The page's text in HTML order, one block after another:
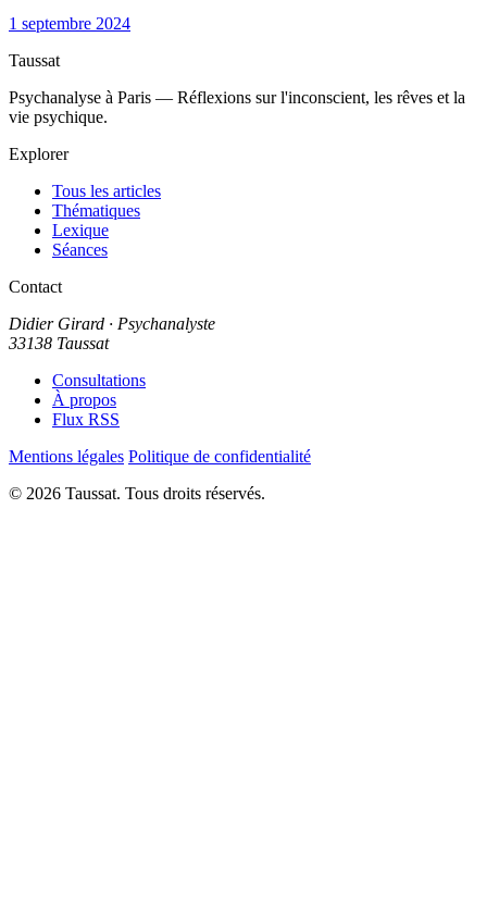
1 septembre 2024
Taussat
Psychanalyse à Paris — Réflexions sur l'inconscient, les rêves et la
vie psychique.
Explorer
Tous les articles
Thématiques
Lexique
Séances
Contact
Didier Girard · Psychanalyste
33138 Taussat
Consultations
À propos
Flux RSS
Mentions légales Politique de confidentialité
© 2026 Taussat. Tous droits réservés.